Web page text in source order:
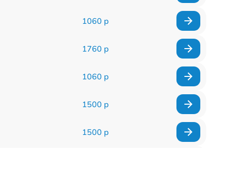
1060 р
1760 р
1060 р
1500 р
1500 р